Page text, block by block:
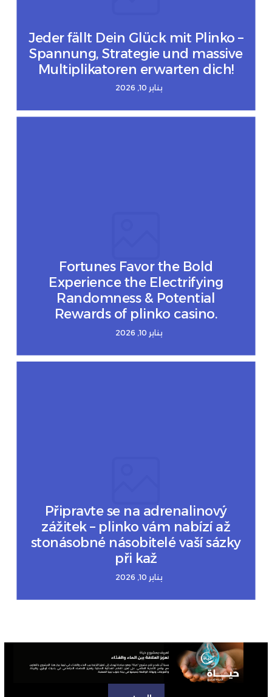
Jeder fällt Dein Glück mit Plinko –
Spannung, Strategie und massive
Multiplikatoren erwarten dich!
يناير 10, 2026
Fortunes Favor the Bold
Experience the Electrifying
Randomness & Potential
Rewards of plinko casino.
يناير 10, 2026
Připravte se na adrenalinový
zážitek – plinko vám nabízí až
stonásobné násobitelé vaší sázky
při kaž
يناير 10, 2026